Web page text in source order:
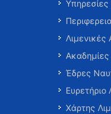
Λιμενικές
Έδρες
Χάρτης